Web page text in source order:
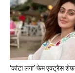
‘कांटा लगा’ फेम एक्ट्रेस